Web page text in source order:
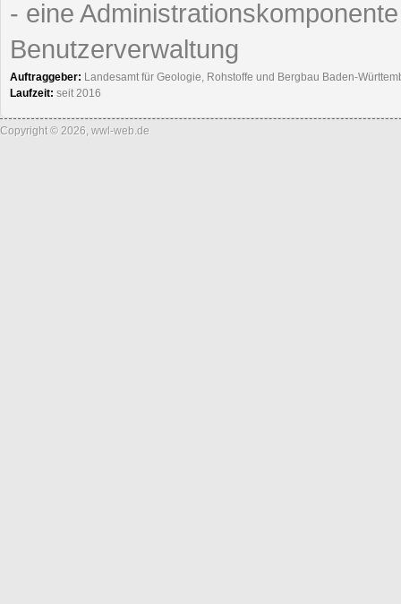
- eine
Benutzerverwaltung
Auftraggeber: Landesamt für Geologie, Rohstoffe und Bergbau Baden-
Laufzeit: seit 2016
Copyright © 2026, wwl-web.de